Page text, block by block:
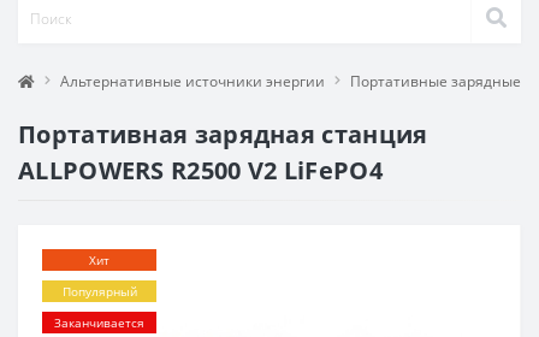
Альтернативные источники энергии Портативные зарядные
Портативная зарядная станция
ALLPOWERS R2500 V2 LiFePO4
Хит
Популярный
Заканчивается